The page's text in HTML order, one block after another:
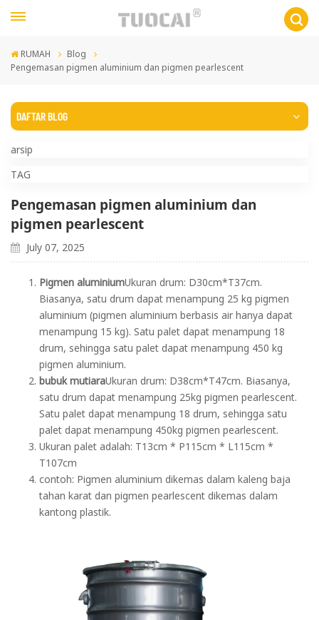
RUMAH
Blog
Pengemasan pigmen aluminium dan pigmen pearlescent
DAFTAR BLOG
arsip
TAG
Pengemasan pigmen aluminium dan
pigmen pearlescent
July 07, 2025
Pigmen aluminiumUkuran drum: D30cm*T37cm.
Biasanya, satu drum dapat menampung 25 kg pigmen
aluminium (pigmen aluminium berbasis air hanya dapat
menampung 15 kg). Satu palet dapat menampung 18
drum, sehingga satu palet dapat menampung 450 kg
pigmen aluminium.
bubuk mutiaraUkuran drum: D38cm*T47cm. Biasanya,
satu drum dapat menampung 25kg pigmen pearlescent.
Satu palet dapat menampung 18 drum, sehingga satu
palet dapat menampung 450kg pigmen pearlescent.
Ukuran palet adalah: T13cm * P115cm * L115cm *
T107cm
contoh: Pigmen aluminium dikemas dalam kaleng baja
tahan karat dan pigmen pearlescent dikemas dalam
kantong plastik.